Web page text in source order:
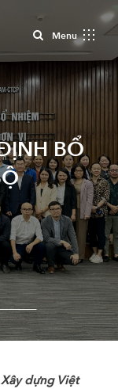
MenuClose
BỔ
dựng Việt